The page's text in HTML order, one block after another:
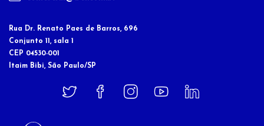
Rua Dr. Renato Paes de Barros, 696
Conjunto 11, sala 1
CEP 04530-001
Itaim Bibi, São Paulo/SP